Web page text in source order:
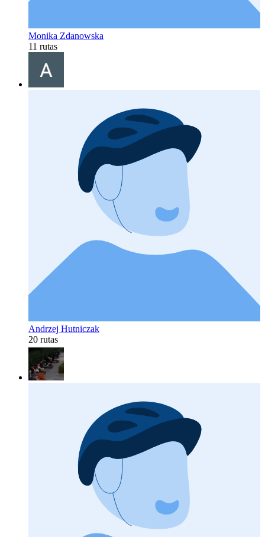
Monika Zdanowska
11 rutas
Andrzej Hutniczak
20 rutas